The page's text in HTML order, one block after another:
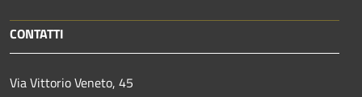
CONTATTI
Via Vittorio Veneto, 45